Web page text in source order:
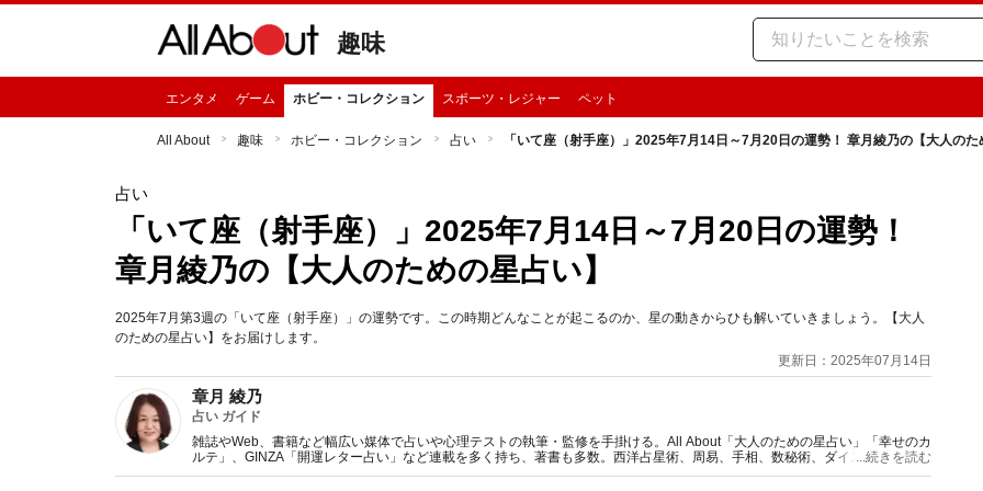
趣味
エンタメ ゲーム ホビー・コレクション スポーツ・レジャー ペット
All About 趣味 ホビー・コレクション 占い 「いて座（射手座）」2025年7月14日～7月20日の運勢！ 章月綾乃の【大人のた
占い
「いて座（射手座）」2025年7月14日～7月20日の運勢！
章月綾乃の【大人のための星占い】
2025年7月第3週の「いて座（射手座）」の運勢です。この時期どんなことが起こるのか、星の動きからひも解いていきましょう。【大人
のための星占い】をお届けします。
更新日：2025年07月14日
章月 綾乃
占い ガイド
雑誌やWeb、書籍など幅広い媒体で占いや心理テストの執筆・監修を手掛ける。All About「大人のための星占い」「幸せのカ
ルテ」、GINZA「開運レター占い」など連載を多く持ち、著書も多数。西洋占星術、周易、手相、数秘術、ダイスやカード占
い、しぐさや言葉グセの研究など守備範囲は広め。
...続きを読む